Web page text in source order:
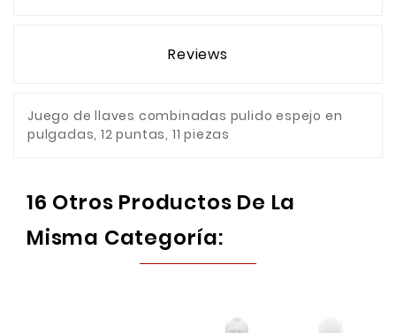
Reviews
Juego de llaves combinadas pulido espejo en
pulgadas, 12 puntas, 11 piezas
16 Otros Productos De La
Misma Categoría: